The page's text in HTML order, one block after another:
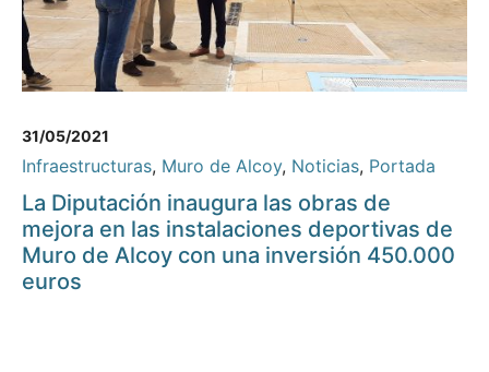
31/05/2021
Infraestructuras, Muro de Alcoy, Noticias, Portada
La Diputación inaugura las obras de
mejora en las instalaciones deportivas de
Muro de Alcoy con una inversión 450.000
euros